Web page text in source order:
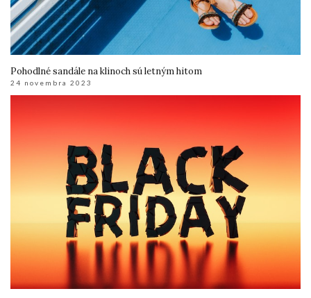
Pohodlné sandále na klinoch sú letným hitom
24 novembra 2023